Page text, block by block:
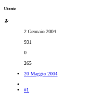
Utente
2 Gennaio 2004
931
0
265
20 Maggio 2004
#1